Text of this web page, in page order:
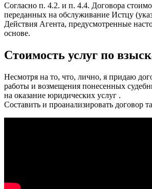
Согласно п. 4.2. и п. 4.4. Договора
переданных на обслуживание Истцу
Действия Агента, предусмотренные
основе.
Стоимость услуг по
Несмотря на то, что, лично, я придаю
работы и возмещения понесенных
на оказание юридических услуг .
Составить и проанализировать